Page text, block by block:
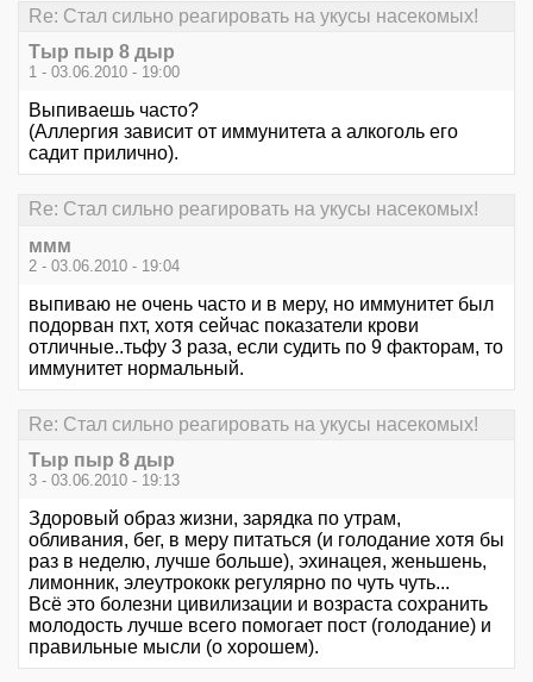
Re: Стал сильно реагировать на укусы насекомых!
Тыр пыр 8 дыр
1 - 03.06.2010 - 19:00
Выпиваешь часто?
(Аллергия зависит от иммунитета а алкоголь его
садит прилично).
Re: Стал сильно реагировать на укусы насекомых!
ммм
2 - 03.06.2010 - 19:04
выпиваю не очень часто и в меру, но иммунитет был
подорван пхт, хотя сейчас показатели крови
отличные..тьфу 3 раза, если судить по 9 факторам, то
иммунитет нормальный.
Re: Стал сильно реагировать на укусы насекомых!
Тыр пыр 8 дыр
3 - 03.06.2010 - 19:13
Здоровый образ жизни, зарядка по утрам,
обливания, бег, в меру питаться (и голодание хотя бы
раз в неделю, лучше больше), эхинацея, женьшень,
лимонник, элеутрококк регулярно по чуть чуть...
Всё это болезни цивилизации и возраста сохранить
молодость лучше всего помогает пост (голодание) и
правильные мысли (о хорошем).